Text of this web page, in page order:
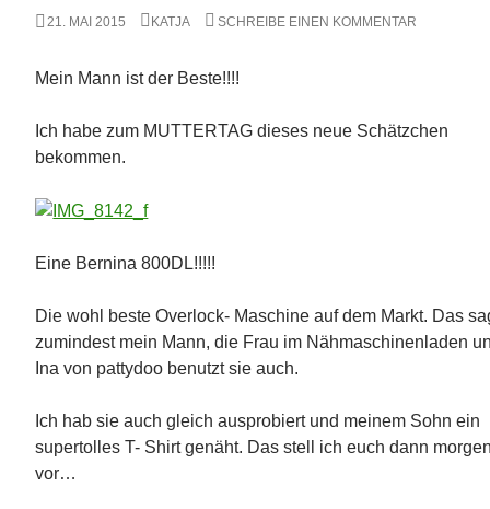
21. MAI 2015 KATJA SCHREIBE EINEN KOMMENTAR
Mein Mann ist der Beste!!!!
Ich habe zum MUTTERTAG dieses neue Schätzchen
bekommen.
Eine Bernina 800DL!!!!!
Die wohl beste Overlock- Maschine auf dem Markt. Das
zumindest mein Mann, die Frau im Nähmaschinenladen
Ina von pattydoo benutzt sie auch.
Ich hab sie auch gleich ausprobiert und meinem Sohn ein
supertolles T- Shirt genäht. Das stell ich euch dann
vor…